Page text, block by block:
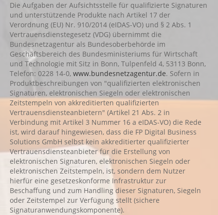
Die Aufgaben der Aufsichtsstelle für qualifizierte Signaturen
und unterstützende Produkte nach Artikel 17 der
Verordnung (EU) Nr. 910/2014 (eIDAS-VO) und § 2 Abs. 1
Vertrauensdienstegesetz (VDG) übernimmt die
Bundesnetzagentur als Bundesoberbehörde im
Geschäftsbereich des Bundesministeriums für Wirtschaft
und Technologie mit Sitz in Bonn, Tulpenfeld 4, 53113 Bonn,
Telefon: 0228 14-0, www.bundesnetzagentur.de. Sofern in
Produktbeschreibungen von "qualifizierten elektronischen
Signaturen, elektronischen Siegeln oder elektronischen
Zeitstempeln von akkreditierten qualifizierten
Vertrauensdiensteanbietern" (Artikel 21 Abs. 2 in
Verbindung mit Artikel 3 Nummer 16 a eIDAS-VO) die Rede
ist, wird darauf hingewiesen, dass die FP Digital Business
Solutions GmbH selbst kein akkreditierter qualifizierter
Vertrauensdiensteanbieter für die Erstellung von
elektronischen Signaturen, elektronischen Siegeln oder
elektronischen Zeitstempeln, ist, sondern dem Nutzer
hierfür eine gesetzeskonforme Infrastruktur zur
Beschaffung und zum Handling dieser Signaturen, Siegeln
oder Zeitstempel zur Verfügung stellt (sichere
Signaturanwendungskomponente).